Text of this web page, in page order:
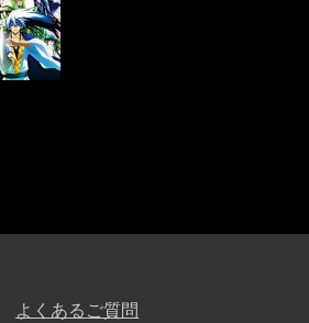
よくあるご質問